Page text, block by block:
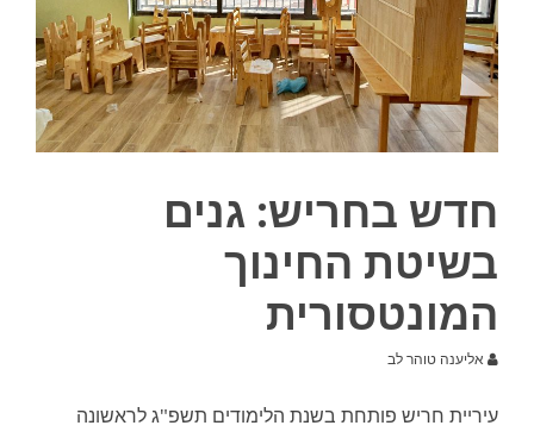
חדש בחריש: גנים
בשיטת החינוך
המונטסורית
אליענה טוהר לב
עיריית חריש פותחת בשנת הלימודים תשפ"ג לראשונה